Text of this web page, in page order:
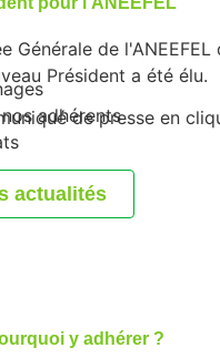
adhérents
Générale de l'ANEEFEL
Président a été élu.
de presse en
actualités
y adhérer ?